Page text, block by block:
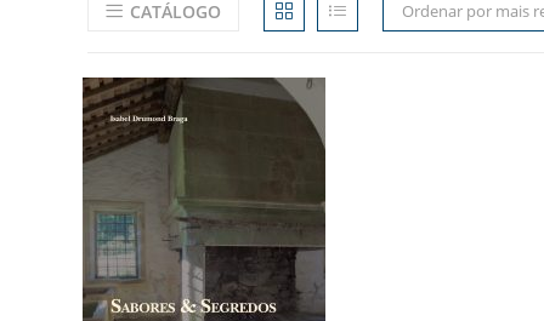
CATÁLOGO Ordenar por mais